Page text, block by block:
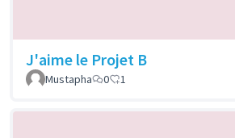
J'aime le Projet B
Mustapha 0 1